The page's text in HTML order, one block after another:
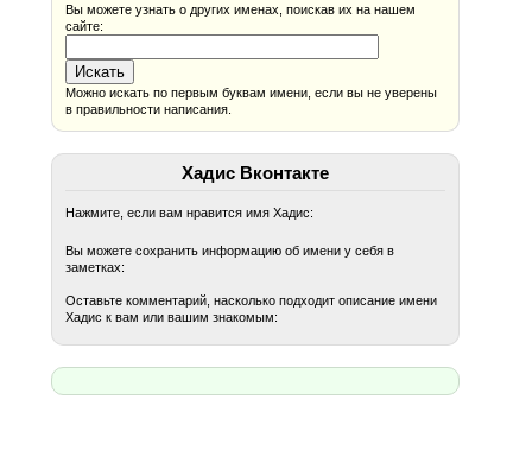
Вы можете узнать о других именах, поискав их на нашем
сайте:
Можно искать по первым буквам имени, если вы не уверены
в правильности написания.
Хадис Вконтакте
Нажмите, если вам нравится имя Хадис:
Вы можете сохранить информацию об имени у себя в
заметках:
Оставьте комментарий, насколько подходит описание имени
Хадис к вам или вашим знакомым: